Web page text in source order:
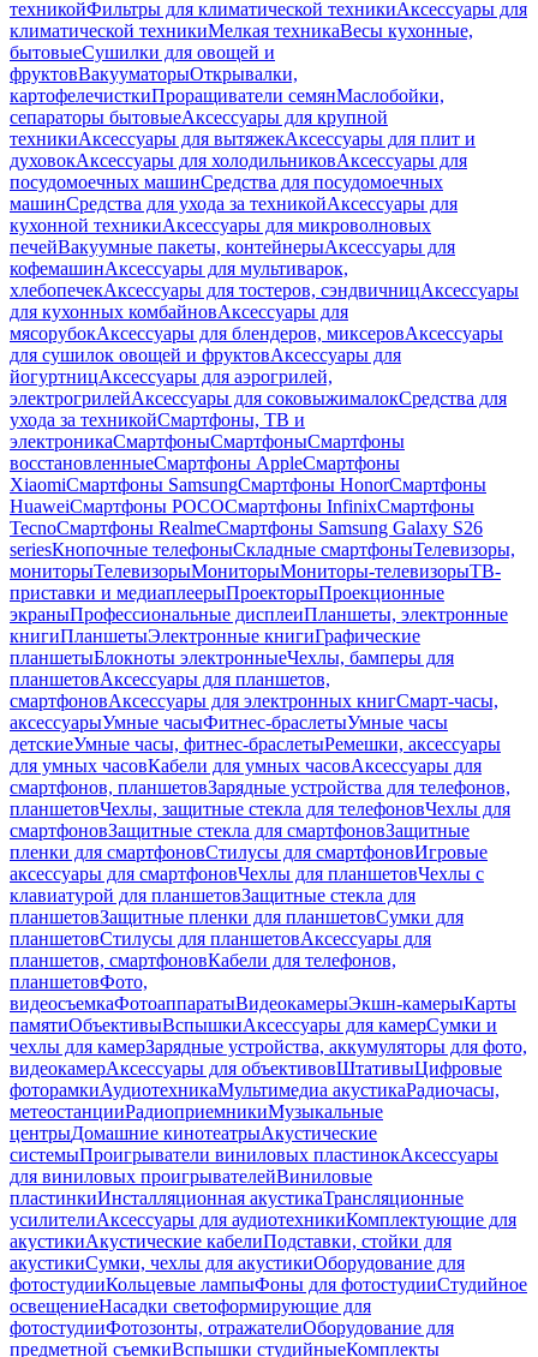
техникойФильтры для климатической техникиАксессуары для
климатической техникиМелкая техникаВесы кухонные,
бытовыеСушилки для овощей и
фруктовВакууматорыОткрывалки,
картофелечисткиПроращиватели семянМаслобойки,
сепараторы бытовыеАксессуары для крупной
техникиАксессуары для вытяжекАксессуары для плит и
духовокАксессуары для холодильниковАксессуары для
посудомоечных машинСредства для посудомоечных
машинСредства для ухода за техникойАксессуары для
кухонной техникиАксессуары для микроволновых
печейВакуумные пакеты, контейнерыАксессуары для
кофемашинАксессуары для мультиварок,
хлебопечекАксессуары для тостеров, сэндвичницАксессуары
для кухонных комбайновАксессуары для
мясорубокАксессуары для блендеров, миксеровАксессуары
для сушилок овощей и фруктовАксессуары для
йогуртницАксессуары для аэрогрилей,
электрогрилейАксессуары для соковыжималокСредства для
ухода за техникойСмартфоны, ТВ и
электроникаСмартфоныСмартфоныСмартфоны
восстановленныеСмартфоны AppleСмартфоны
XiaomiСмартфоны SamsungСмартфоны HonorСмартфоны
HuaweiСмартфоны POCOСмартфоны InfinixСмартфоны
TecnoСмартфоны RealmeСмартфоны Samsung Galaxy S26
seriesКнопочные телефоныСкладные смартфоныТелевизоры,
мониторыТелевизорыМониторыМониторы-телевизорыТВ-
приставки и медиаплеерыПроекторыПроекционные
экраныПрофессиональные дисплеиПланшеты, электронные
книгиПланшетыЭлектронные книгиГрафические
планшетыБлокноты электронныеЧехлы, бамперы для
планшетовАксессуары для планшетов,
смартфоновАксессуары для электронных книгСмарт-часы,
аксессуарыУмные часыФитнес-браслетыУмные часы
детскиеУмные часы, фитнес-браслетыРемешки, аксессуары
для умных часовКабели для умных часовАксессуары для
смартфонов, планшетовЗарядные устройства для телефонов,
планшетовЧехлы, защитные стекла для телефоновЧехлы для
смартфоновЗащитные стекла для смартфоновЗащитные
пленки для смартфоновСтилусы для смартфоновИгровые
аксессуары для смартфоновЧехлы для планшетовЧехлы с
клавиатурой для планшетовЗащитные стекла для
планшетовЗащитные пленки для планшетовСумки для
планшетовСтилусы для планшетовАксессуары для
планшетов, смартфоновКабели для телефонов,
планшетовФото,
видеосъемкаФотоаппаратыВидеокамерыЭкшн-камерыКарты
памятиОбъективыВспышкиАксессуары для камерСумки и
чехлы для камерЗарядные устройства, аккумуляторы для фото,
видеокамерАксессуары для объективовШтативыЦифровые
фоторамкиАудиотехникаМультимедиа акустикаРадиочасы,
метеостанцииРадиоприемникиМузыкальные
центрыДомашние кинотеатрыАкустические
системыПроигрыватели виниловых пластинокАксессуары
для виниловых проигрывателейВиниловые
пластинкиИнсталляционная акустикаТрансляционные
усилителиАксессуары для аудиотехникиКомплектующие для
акустикиАкустические кабелиПодставки, стойки для
акустикиСумки, чехлы для акустикиОборудование для
фотостудииКольцевые лампыФоны для фотостудииСтудийное
освещениеНасадки светоформирующие для
фотостудииФотозонты, отражателиОборудование для
предметной съемкиВспышки студийныеКомплекты